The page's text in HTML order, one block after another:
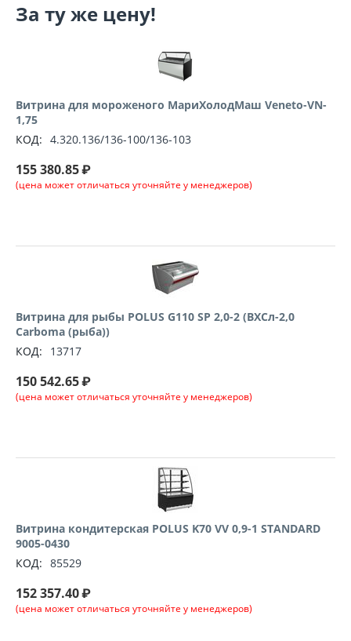
За ту же цену!
Витрина для мороженого МариХолодМаш Veneto-VN-
1,75
КОД: 4.320.136/136-100/136-103
155 380.85₽
(цена может отличаться уточняйте у менеджеров)
Витрина для рыбы POLUS G110 SP 2,0-2 (ВХСл-2,0
Carboma (рыба))
КОД:
13717
150 542.65₽
(цена может отличаться уточняйте у менеджеров)
Витрина кондитерская POLUS K70 VV 0,9-1 STANDARD
9005-0430
КОД: 85529
152 357.40₽
(цена может отличаться уточняйте у менеджеров)